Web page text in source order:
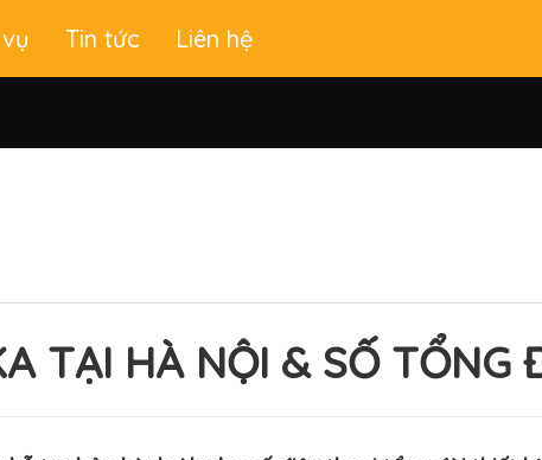
Tin tức Liên hệ
TẠI HÀ NỘI & SỐ TỔNG